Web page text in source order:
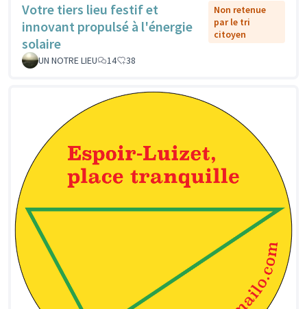
Votre tiers lieu festif et
innovant propulsé à l'énergie
solaire
Non retenue
par le tri
citoyen
UN NOTRE LIEU 14 38